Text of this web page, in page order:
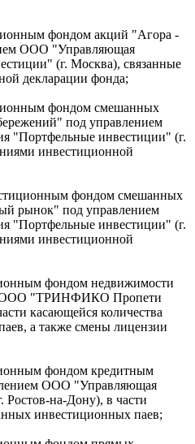
фондом акций "Агора -
ООО "Управляющая
(г. Москва), связанные
декларации фонда;
фондом смешанных
под управлением
"Портфельные инвестиции" (г.
инвестиционной
фондом смешанных
рынок" под управлением
"Портфельные инвестиции" (г.
инвестиционной
фондом недвижимости
ООО "ТРИНФИКО Пропети
касающейся количества
а также смены лицензии
фондом кредитным
ООО "Управляющая
Ростов-на-Дону), в части
инвестиционных паев;